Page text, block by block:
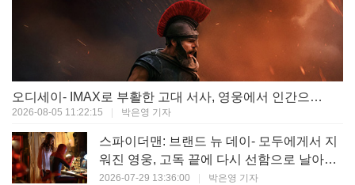
오디세이- IMAX로 부활한 고대 서사, 영웅에서 인간으로의 귀환 (오락성 9 | 작품성 9)
2026-08-05 11:22:15 박은영 기자
스파이더맨: 브랜드 뉴 데이- 모두에게서 지
워진 영웅, 고독 끝에 다시 선함으로 날아오
르다 (오락성 8 | 작품성 8)
2026-07-29 13:36:00 박은영 기자